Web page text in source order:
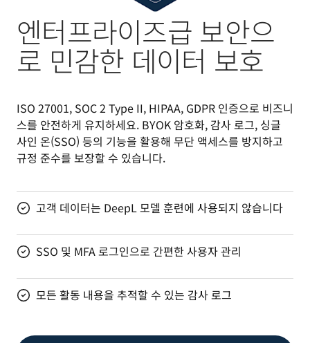
엔터프라이즈급 보안으
로 민감한 데이터 보호
ISO 27001, SOC 2 Type II, HIPAA, GDPR 인증으로 비즈니
스를 안전하게 유지하세요. BYOK 암호화, 감사 로그, 싱글
사인 온(SSO) 등의 기능을 활용해 무단 액세스를 방지하고
규정 준수를 보장할 수 있습니다.
고객 데이터는 DeepL 모델 훈련에 사용되지 않습니다
SSO 및 MFA 로그인으로 간편한 사용자 관리
모든 활동 내용을 추적할 수 있는 감사 로그